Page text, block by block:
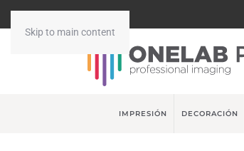
Skip to main content
IMPRESIÓN DECORACIÓN